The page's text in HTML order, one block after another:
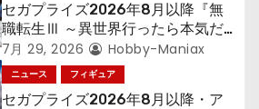
セガプライズ2026年8月以降『無
職転生Ⅲ ～異世界行ったら本気だ
す～』から「ロキシー」のフィギュ
アが登場！
7月 29, 2026 Hobby-Maniax
ニュース フィギュア
セガプライズ2026年8月以降・ア